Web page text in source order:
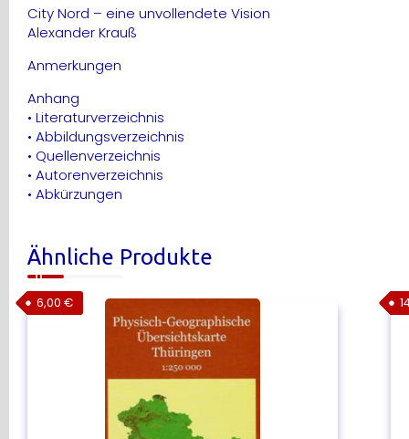
City Nord – eine unvollendete Vision
Alexander Krauß
Anmerkungen
Anhang
• Literaturverzeichnis
• Abbildungsverzeichnis
• Quellenverzeichnis
• Autorenverzeichnis
• Abkürzungen
Ähnliche Produkte
6,00 €